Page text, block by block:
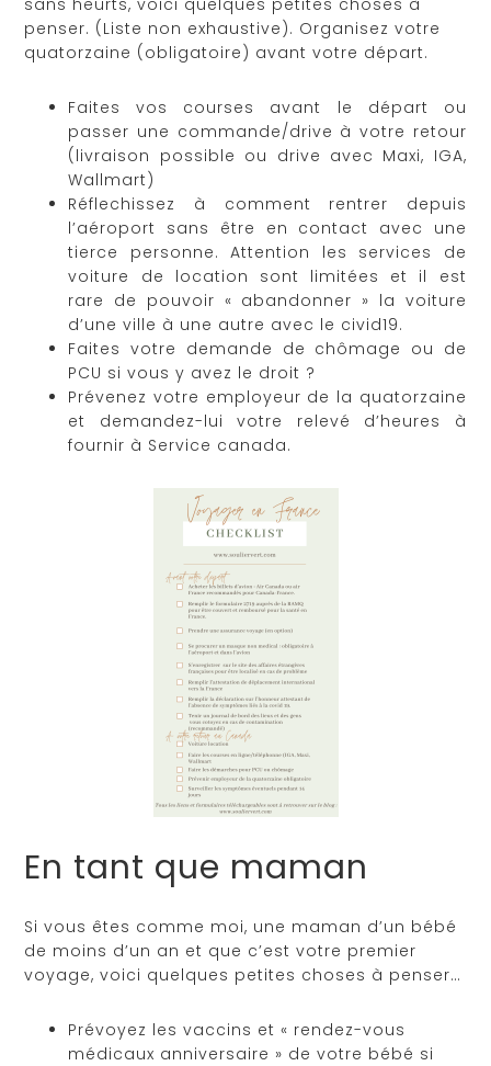
sans heurts, voici quelques petites choses à
penser. (Liste non exhaustive). Organisez votre
quatorzaine (obligatoire) avant votre départ.
Faites vos courses avant le départ ou
passer une commande/drive à votre retour
(livraison possible ou drive avec Maxi, IGA,
Wallmart)
Réflechissez à comment rentrer depuis
l’aéroport sans être en contact avec une
tierce personne. Attention les services de
voiture de location sont limitées et il est
rare de pouvoir « abandonner » la voiture
d’une ville à une autre avec le civid19.
Faites votre demande de chômage ou de
PCU si vous y avez le droit ?
Prévenez votre employeur de la quatorzaine
et demandez-lui votre relevé d’heures à
fournir à Service canada.
En tant que maman
Si vous êtes comme moi, une maman d’un bébé
de moins d’un an et que c’est votre premier
voyage, voici quelques petites choses à penser…
Prévoyez les vaccins et « rendez-vous
médicaux anniversaire » de votre bébé si